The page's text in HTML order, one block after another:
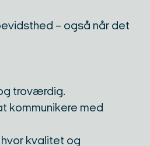
– også når det
troværdig.
kommunikere med
kvalitet og